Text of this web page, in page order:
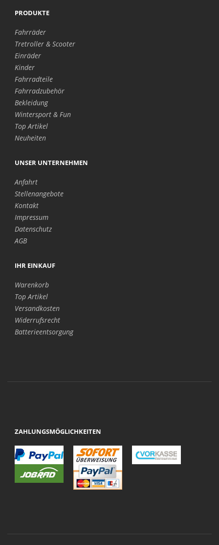
PRODUKTE
Fahrräder
Tretroller & Scooter
Einräder
Kinder
Fahrradteile
Fahrradzubehör
Bekleidung
Wintersport & Fun
Top Artikel
Neuheiten
UNSER UNTERNEHMEN
Anfahrt
Stellenangebote
Kontakt
Impressum
Datenschutz
AGB
IHR EINKAUF
Warenkorb
Top Artikel
Versandkosten
Widerrufsrecht
Batterieentsorgung
ZAHLUNGSMÖGLICHKEITEN